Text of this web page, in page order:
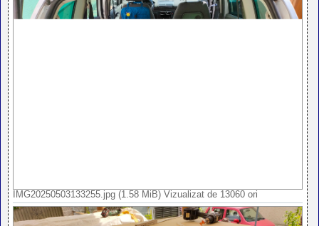
IMG20250503133255.jpg (1.58 MiB) Vizualizat de 13060 ori